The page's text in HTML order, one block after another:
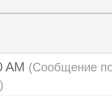
AM (Сообщение